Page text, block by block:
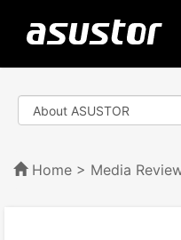
Home > Media